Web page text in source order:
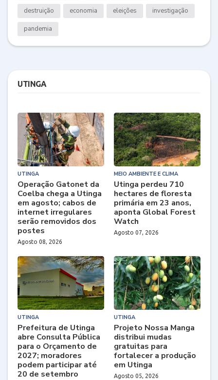
destruição economia eleições investigação
pandemia
UTINGA
UTINGA
Operação Gatonet da
Coelba chega a Utinga
em agosto; cabos de
internet irregulares
serão removidos dos
postes
Agosto 08, 2026
MEIO AMBIENTE E CLIMA
Utinga perdeu 710
hectares de floresta
primária em 23 anos,
aponta Global Forest
Watch
Agosto 07, 2026
UTINGA
Prefeitura de Utinga
abre Consulta Pública
para o Orçamento de
2027; moradores
podem participar até
20 de setembro
UTINGA
Projeto Nossa Manga
distribui mudas
gratuitas para
fortalecer a produção
em Utinga
Agosto 05, 2026